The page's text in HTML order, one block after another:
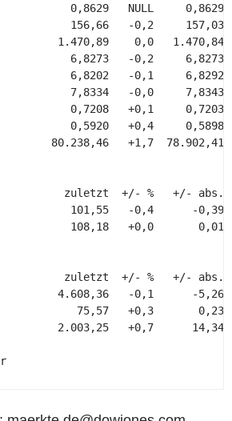
0,8629   NULL
156,66   -0,2
1.470,89    0,0
6,8273   -0,2
6,8202   -0,1
7,8334   -0,0
0,7208   +0,1
0,5920   +0,4
80.238,46   +1,7
zuletzt  +/- %   +/- abs.
101,55   -0,4      -
108,18   +0,0
zuletzt  +/- %   +/- abs.
4.608,36   -0,1      -5,26
75,57   +0,3
2.003,25   +0,7      14,34